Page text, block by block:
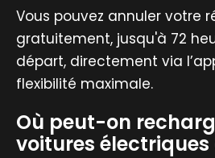
Vous pouvez annuler votre
gratuitement, jusqu'à 72
départ, directement via
flexibilité maximale.
Où peut-on
voitures électriques